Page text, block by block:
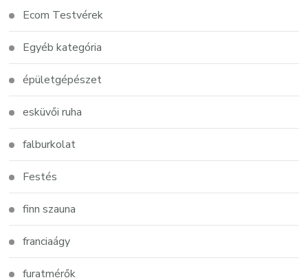
Ecom Testvérek
Egyéb kategória
épületgépészet
esküvői ruha
falburkolat
Festés
finn szauna
franciaágy
furatmérők